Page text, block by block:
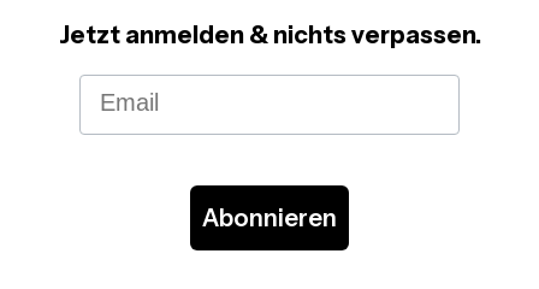
Jetzt anmelden & nichts verpassen.
Email
Abonnieren